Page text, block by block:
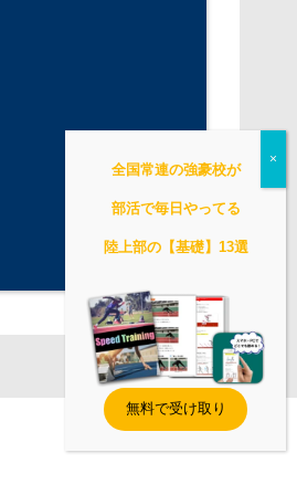
全国常連の強豪校が
部活で毎日やってる
陸上部の【基礎】13選
無料で受け取り